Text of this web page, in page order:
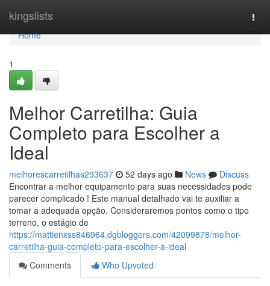
kingslists
Home
Home
1
Melhor Carretilha: Guia
Completo para Escolher a
Ideal
melhorescarretilhas293637 52 days ago News
Discuss
Encontrar a melhor equipamento para suas necessidades pode
parecer complicado ! Este manual detalhado vai te auxiliar a
tomar a adequada opção. Consideraremos pontos como o tipo
terreno, o estágio de
https://mattienxss846964.dgbloggers.com/42099878/melhor-
carretilha-guia-completo-para-escolher-a-ideal
Comments
Who Upvoted